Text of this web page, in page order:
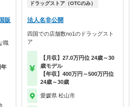
販
職
年
ドラッグストア（OTCのみ）
法人名非公開
四国での店舗数no1のドラッグスト
ア
【月収】27.0万円位 24歳～30
歳モデル
【年収】400万円～500万円位
24歳～30歳
愛媛県 松山市